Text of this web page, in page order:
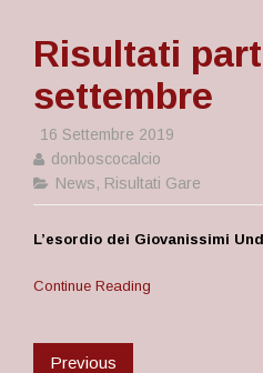
Risultati
settembre
16 Settembre 2019
donboscocalcio
News, Risultati Gare
L’esordio dei Giovanissimi
Continue Reading
Previous